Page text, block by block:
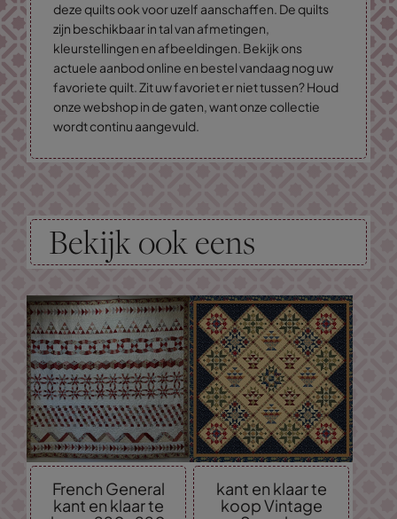
deze quilts ook voor uzelf aanschaffen. De quilts
zijn beschikbaar in tal van afmetingen,
kleurstellingen en afbeeldingen. Bekijk ons
actuele aanbod online en bestel vandaag nog uw
favoriete quilt. Zit uw favoriet er niet tussen? Houd
onze webshop in de gaten, want onze collectie
wordt continu aangevuld.
Bekijk ook eens
French General
kant en klaar te
kant en klaar te
koop Vintage